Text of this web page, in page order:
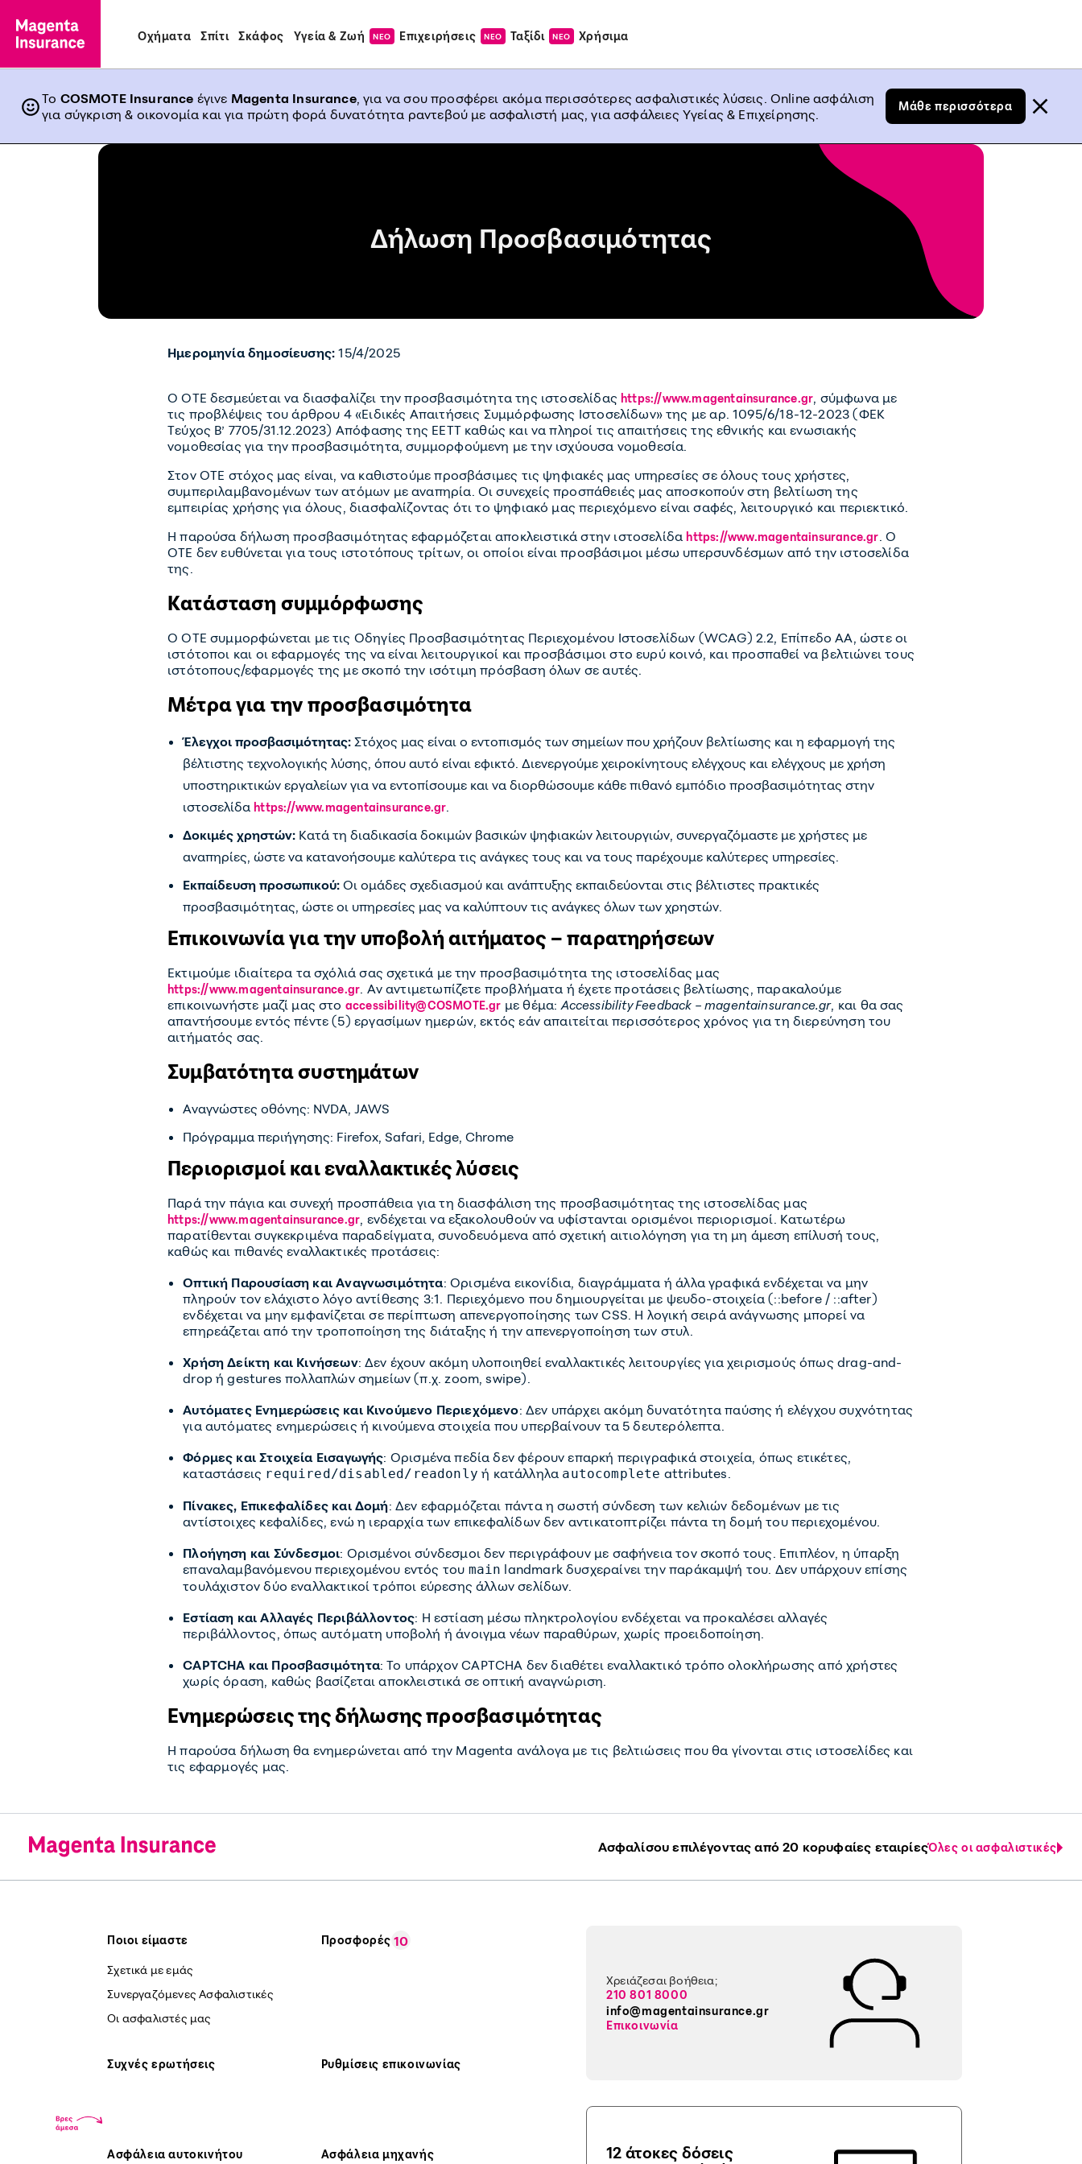
Οχήματα Σπίτι Σκάφος Υγεία & Ζωή ΝΕΟ Επιχειρήσεις ΝΕΟ Ταξίδι ΝΕΟ Χρήσιμα
Το COSMOTE Insurance έγινε Magenta Insurance, για να σου προσφέρει ακόμα περισσότερες ασφαλιστικές λύσεις. Online ασφάλιση
για σύγκριση & οικονομία και για πρώτη φορά δυνατότητα ραντεβού με ασφαλιστή μας, για ασφάλειες Υγείας & Επιχείρησης.
Μάθε περισσότερα
Δήλωση Προσβασιμότητας
Ημερομηνία δημοσίευσης: 15/4/2025
Ο OTE δεσμεύεται να διασφαλίζει την προσβασιμότητα της ιστοσελίδαςhttps://www.magentainsurance.gr, σύμφωνα με
τις προβλέψεις του άρθρου 4 «Ειδικές Απαιτήσεις Συμμόρφωσης Ιστοσελίδων» της με αρ. 1095/6/18-12-2023 (ΦΕΚ
Τεύχος Β’ 7705/31.12.2023) Απόφασης της ΕΕΤΤ καθώς και να πληροί τις απαιτήσεις της εθνικής και ενωσιακής
νομοθεσίας για την προσβασιμότητα, συμμορφούμενη με την ισχύουσα νομοθεσία.
Στον OTE στόχος μας είναι, να καθιστούμε προσβάσιμες τις ψηφιακές μας υπηρεσίες σε όλους τους χρήστες,
συμπεριλαμβανομένων των ατόμων με αναπηρία. Οι συνεχείς προσπάθειές μας αποσκοπούν στη βελτίωση της
εμπειρίας χρήσης για όλους, διασφαλίζοντας ότι το ψηφιακό μας περιεχόμενο είναι σαφές, λειτουργικό και περιεκτικό.
Η παρούσα δήλωση προσβασιμότητας εφαρμόζεται αποκλειστικά στην ιστοσελίδαhttps://www.magentainsurance.gr. Ο
OTE δεν ευθύνεται για τους ιστοτόπους τρίτων, οι οποίοι είναι προσβάσιμοι μέσω υπερσυνδέσμων από την ιστοσελίδα
της.
Κατάσταση συμμόρφωσης
Ο OTE συμμορφώνεται με τις Οδηγίες Προσβασιμότητας Περιεχομένου Ιστοσελίδων (WCAG) 2.2, Επίπεδο AA, ώστε οι
ιστότοποι και οι εφαρμογές της να είναι λειτουργικοί και προσβάσιμοι στο ευρύ κοινό, και προσπαθεί να βελτιώνει τους
ιστότοπους/εφαρμογές της με σκοπό την ισότιμη πρόσβαση όλων σε αυτές.
Μέτρα για την προσβασιμότητα
Έλεγχοι προσβασιμότητας: Στόχος μας είναι ο εντοπισμός των σημείων που χρήζουν βελτίωσης και η εφαρμογή της
βέλτιστης τεχνολογικής λύσης, όπου αυτό είναι εφικτό. Διενεργούμε χειροκίνητους ελέγχους και ελέγχους με χρήση
υποστηρικτικών εργαλείων για να εντοπίσουμε και να διορθώσουμε κάθε πιθανό εμπόδιο προσβασιμότητας στην
ιστοσελίδαhttps://www.magentainsurance.gr.
Δοκιμές χρηστών: Κατά τη διαδικασία δοκιμών βασικών ψηφιακών λειτουργιών, συνεργαζόμαστε με χρήστες με
αναπηρίες, ώστε να κατανοήσουμε καλύτερα τις ανάγκες τους και να τους παρέχουμε καλύτερες υπηρεσίες.
Εκπαίδευση προσωπικού: Οι ομάδες σχεδιασμού και ανάπτυξης εκπαιδεύονται στις βέλτιστες πρακτικές
προσβασιμότητας, ώστε οι υπηρεσίες μας να καλύπτουν τις ανάγκες όλων των χρηστών.
Επικοινωνία για την υποβολή αιτήματος – παρατηρήσεων
Εκτιμούμε ιδιαίτερα τα σχόλιά σας σχετικά με την προσβασιμότητα της ιστοσελίδας μας
https://www.magentainsurance.gr. Αν αντιμετωπίζετε προβλήματα ή έχετε προτάσεις βελτίωσης, παρακαλούμε
επικοινωνήστε μαζί μας στο accessibility@COSMOTE.gr με θέμα:Accessibility Feedback – magentainsurance.gr, και θα σας
απαντήσουμε εντός πέντε (5) εργασίμων ημερών, εκτός εάν απαιτείται περισσότερος χρόνος για τη διερεύνηση του
αιτήματός σας.
Συμβατότητα συστημάτων
Αναγνώστες οθόνης: NVDA, JAWS
Πρόγραμμα περιήγησης: Firefox, Safari, Edge, Chrome
Περιορισμοί και εναλλακτικές λύσεις
Παρά την πάγια και συνεχή προσπάθεια για τη διασφάλιση της προσβασιμότητας της ιστοσελίδας μας
https://www.magentainsurance.gr, ενδέχεται να εξακολουθούν να υφίστανται ορισμένοι περιορισμοί. Κατωτέρω
παρατίθενται συγκεκριμένα παραδείγματα, συνοδευόμενα από σχετική αιτιολόγηση για τη μη άμεση επίλυσή τους,
καθώς και πιθανές εναλλακτικές προτάσεις:
Οπτική Παρουσίαση και Αναγνωσιμότητα: Ορισμένα εικονίδια, διαγράμματα ή άλλα γραφικά ενδέχεται να μην
πληρούν τον ελάχιστο λόγο αντίθεσης 3:1. Περιεχόμενο που δημιουργείται με ψευδο-στοιχεία (::before / ::after)
ενδέχεται να μην εμφανίζεται σε περίπτωση απενεργοποίησης των CSS. Η λογική σειρά ανάγνωσης μπορεί να
επηρεάζεται από την τροποποίηση της διάταξης ή την απενεργοποίηση των στυλ.
Χρήση Δείκτη και Κινήσεων: Δεν έχουν ακόμη υλοποιηθεί εναλλακτικές λειτουργίες για χειρισμούς όπως drag-and-
drop ή gestures πολλαπλών σημείων (π.χ. zoom, swipe).
Αυτόματες Ενημερώσεις και Κινούμενο Περιεχόμενο: Δεν υπάρχει ακόμη δυνατότητα παύσης ή ελέγχου συχνότητας
για αυτόματες ενημερώσεις ή κινούμενα στοιχεία που υπερβαίνουν τα 5 δευτερόλεπτα.
Φόρμες και Στοιχεία Εισαγωγής: Ορισμένα πεδία δεν φέρουν επαρκή περιγραφικά στοιχεία, όπως ετικέτες,
καταστάσεις required/disabled/readonly ή κατάλληλα autocomplete attributes.
Πίνακες, Επικεφαλίδες και Δομή: Δεν εφαρμόζεται πάντα η σωστή σύνδεση των κελιών δεδομένων με τις
αντίστοιχες κεφαλίδες, ενώ η ιεραρχία των επικεφαλίδων δεν αντικατοπτρίζει πάντα τη δομή του περιεχομένου.
Πλοήγηση και Σύνδεσμοι: Ορισμένοι σύνδεσμοι δεν περιγράφουν με σαφήνεια τον σκοπό τους. Επιπλέον, η ύπαρξη
επαναλαμβανόμενου περιεχομένου εντός του main landmark δυσχεραίνει την παράκαμψή του. Δεν υπάρχουν επίσης
τουλάχιστον δύο εναλλακτικοί τρόποι εύρεσης άλλων σελίδων.
Εστίαση και Αλλαγές Περιβάλλοντος: Η εστίαση μέσω πληκτρολογίου ενδέχεται να προκαλέσει αλλαγές
περιβάλλοντος, όπως αυτόματη υποβολή ή άνοιγμα νέων παραθύρων, χωρίς προειδοποίηση.
CAPTCHA και Προσβασιμότητα: Το υπάρχον CAPTCHA δεν διαθέτει εναλλακτικό τρόπο ολοκλήρωσης από χρήστες
χωρίς όραση, καθώς βασίζεται αποκλειστικά σε οπτική αναγνώριση.
Ενημερώσεις της δήλωσης προσβασιμότητας
Η παρούσα δήλωση θα ενημερώνεται από την Magenta ανάλογα με τις βελτιώσεις που θα γίνονται στις ιστοσελίδες και
τις εφαρμογές μας.
Ασφαλίσου επιλέγοντας από 20 κορυφαίες εταιρίεςΌλες οι ασφαλιστικές
Ποιοι είμαστε
Σχετικά με εμάς
Συνεργαζόμενες Ασφαλιστικές
Οι ασφαλιστές μας
Προσφορές 10
Συχνές ερωτήσεις Ρυθμίσεις επικοινωνίας
Ασφάλεια αυτοκινήτου Ασφάλεια μηχανής
Χρειάζεσαι βοήθεια;
210 801 8000
info@magentainsurance.gr
Επικοινωνία
12 άτοκες δόσεις